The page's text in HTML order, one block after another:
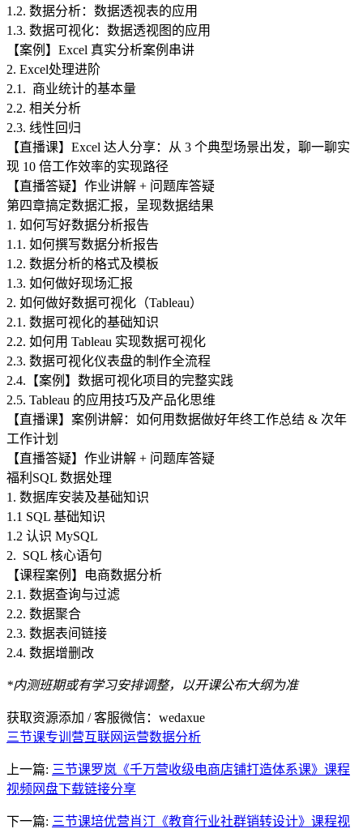
1.2. 数据分析：数据透视表的应用
1.3. 数据可视化：数据透视图的应用
【案例】Excel 真实分析案例串讲
2. Excel处理进阶
2.1. 商业统计的基本量
2.2. 相关分析
2.3. 线性回归
【直播课】Excel 达人分享：从 3 个典型场景出发，聊一聊实
现 10 倍工作效率的实现路径
【直播答疑】作业讲解 + 问题库答疑
第四章搞定数据汇报，呈现数据结果
1. 如何写好数据分析报告
1.1. 如何撰写数据分析报告
1.2. 数据分析的格式及模板
1.3. 如何做好现场汇报
2. 如何做好数据可视化（Tableau）
2.1. 数据可视化的基础知识
2.2. 如何用 Tableau 实现数据可视化
2.3. 数据可视化仪表盘的制作全流程
2.4.【案例】数据可视化项目的完整实践
2.5. Tableau 的应用技巧及产品化思维
【直播课】案例讲解：如何用数据做好年终工作总结 & 次年
工作计划
【直播答疑】作业讲解 + 问题库答疑
福利 SQL 数据处理
1. 数据库安装及基础知识
1.1 SQL 基础知识
1.2 认识 MySQL
2. SQL 核心语句
【课程案例】电商数据分析
2.1. 数据查询与过滤
2.2. 数据聚合
2.3. 数据表间链接
2.4. 数据增删改
*内测班期或有学习安排调整，以开课公布大纲为准
获取资源添加 / 客服微信：wedaxue
三节课专训营互联网运营数据分析
上一篇: 三节课罗岚《千万营收级电商店铺打造体系课》课程
视频网盘下载链接分享
下一篇: 三节课培优营肖汀《教育行业社群销转设计》课程视